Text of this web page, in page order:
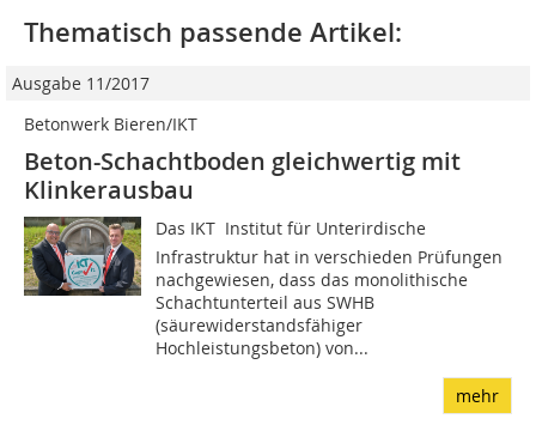
Thematisch passende Artikel:
Ausgabe 11/2017
Betonwerk Bieren/IKT
Beton-Schachtboden gleichwertig mit
Klinkerausbau
Das IKT  Institut für Unterirdische
Infrastruktur hat in verschieden Prüfungen
nachgewiesen, dass das monolithische
Schachtunterteil aus SWHB
(säurewiderstandsfähiger
Hochleistungsbeton) von...
mehr